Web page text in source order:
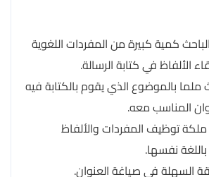
كمية كبيرة من المفردات اللغوية
الألفاظ في كتابة الرسالة.
ملما بالموضوع الذي يقوم بالكتابة فيه
المناسب معه.
توظيف المفردات والألفاظ
نفسها.
السهلة في صياغة العنوان.